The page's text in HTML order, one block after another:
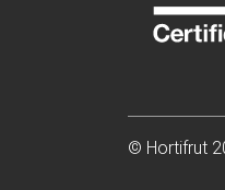
© Hortifrut